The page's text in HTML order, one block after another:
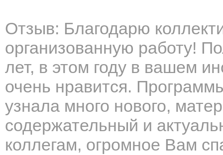
Отзыв: Благодарю
организованную работу!
лет, в этом году в вашем
очень нравится.
узнала много нового,
содержательный и
коллегам, огромное Вам